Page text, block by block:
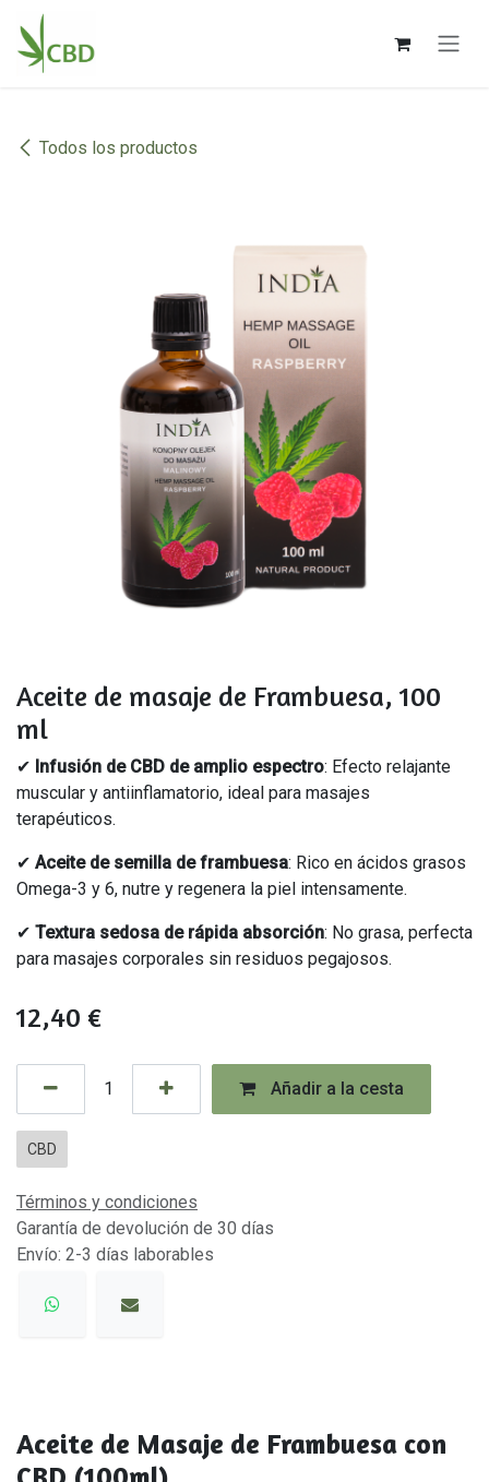
Ir al contenido
Todos los productos
Aceite de masaje de Frambuesa, 100
ml
✔ Infusión de CBD de amplio espectro: Efecto relajante
muscular y antiinflamatorio, ideal para masajes
terapéuticos.
✔ Aceite de semilla de frambuesa: Rico en ácidos grasos
Omega-3 y 6, nutre y regenera la piel intensamente.
✔ Textura sedosa de rápida absorción: No grasa, perfecta
para masajes corporales sin residuos pegajosos.
12,40 €
Añadir a la cesta
CBD
Términos y condiciones
Garantía de devolución de 30 días
Envío: 2-3 días laborables
Aceite de Masaje de Frambuesa con